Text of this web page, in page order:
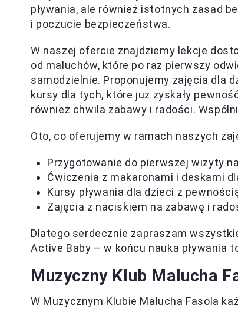
pływania, ale również istotnych zasad
i poczucie bezpieczeństwa.
W naszej ofercie znajdziemy lekcje
od maluchów, które po raz pierwszy
samodzielnie. Proponujemy zajęcia dla
kursy dla tych, które już zyskały
również chwila zabawy i radości.
Oto, co oferujemy w ramach naszych
Przygotowanie do pierwszej wizyty
Ćwiczenia z makaronami i deskami
Kursy pływania dla dzieci z
Zajęcia z naciskiem na zabawę i
Dlatego serdecznie zapraszam
Active Baby – w końcu nauka pływania
Muzyczny Klub Malucha
W Muzycznym Klubie Malucha Fasola